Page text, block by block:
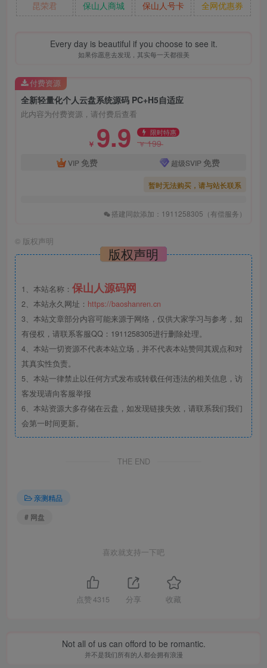
昆荣君 保山人商城 保山人号卡 全网优惠券
Every day is beautiful if you choose to see it.
如果你愿意去发现，其实每一天都很美
全新轻量化个人云盘系统源码 PC+H5自适应
此内容为付费资源，请付费后查看
￥ 9.9 限时特惠
￥199
VIP 免费 超级SVIP 免费
暂时无法购买，请与站长联系
搭建同款添加：1911258305（有偿服务）
付费资源
© 版权声明
版权声明
1、本站名称： 保山人源码网
2、本站永久网址： https://baoshanren.cn
3、本站文章部分内容可能来源于网络，仅供大家学习与参考，如
有侵权，请联系客服QQ：1911258305进行删除处理。
4、本站一切资源不代表本站立场，并不代表本站赞同其观点和对
其真实性负责。
5、本站一律禁止以任何方式发布或转载任何违法的相关信息，访
客发现请向客服举报
6、本站资源大多存储在云盘，如发现链接失效，请联系我们我们
会第一时间更新。
THE END
亲测精品
# 网盘
喜欢就支持一下吧
点赞 4315 分享 收藏
Not all of us can offord to be romantic.
并不是我们所有的人都会拥有浪漫